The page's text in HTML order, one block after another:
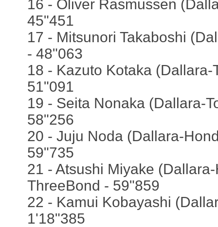
16 - Oliver Rasmussen
45"451
17 - Mitsunori Takaboshi
- 48"063
18 - Kazuto Kotaka (Dallara-
51"091
19 - Seita Nonaka (Dallara-
58"256
20 - Juju Noda (Dallara-
59"735
21 - Atsushi Miyake
ThreeBond - 59"859
22 - Kamui Kobayashi
1'18"385